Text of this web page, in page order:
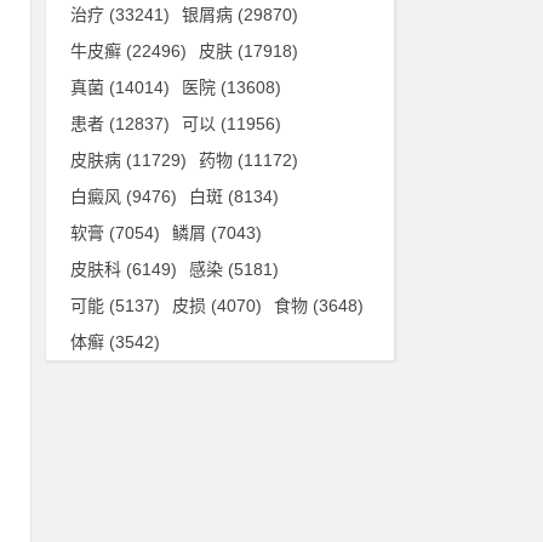
治疗 (33241) 银屑病 (29870)
牛皮癣 (22496) 皮肤 (17918)
真菌 (14014) 医院 (13608)
患者 (12837) 可以 (11956)
皮肤病 (11729) 药物 (11172)
白癜风 (9476) 白斑 (8134)
软膏 (7054) 鳞屑 (7043)
皮肤科 (6149) 感染 (5181)
可能 (5137) 皮损 (4070) 食物 (3648)
体癣 (3542)